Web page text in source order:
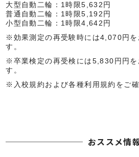
大型自動二輪：1時限5,632円
普通自動二輪：1時限5,192円
小型自動二輪：1時限4,642円
効果測定の再受験時には4,070円を
す。
卒業検定の再受検には5,830円円を
す。
入校規約および各種利用規約をご
おススメ情